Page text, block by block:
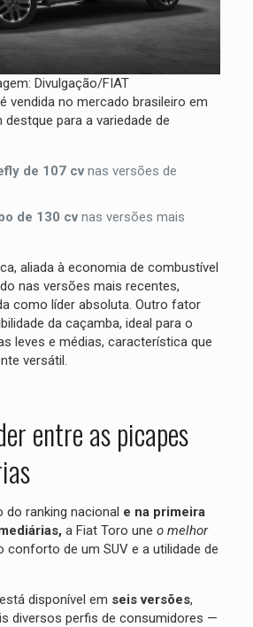
Divulgação/FIAT
vendida no mercado brasileiro em
destque para a variedade de
de 107 cv nas versões de
de 130 cv nas versões mais
aliada à economia de combustível
nas versões mais recentes,
como líder absoluta. Outro fator
da caçamba, ideal para o
leves e médias, característica que
versátil.
entre as picapes
do ranking nacional e na primeira
a Fiat Toro une o melhor
conforto de um SUV e a utilidade de
disponível em seis versões,
diversos perfis de consumidores —